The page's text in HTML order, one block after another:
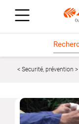
Securité, prévention